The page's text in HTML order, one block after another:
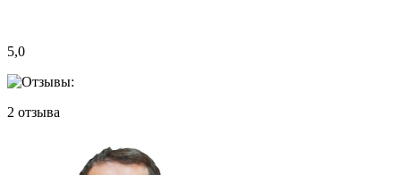
5,0
2 отзыва